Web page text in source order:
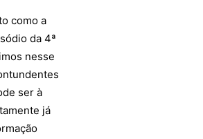
como a
da 4ª
nesse
ser à
já